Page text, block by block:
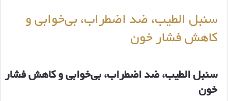
سنبل الطیب، ضد اضطراب، بی‌خوابی و
کاهش فشار خون
سنبل الطیب، ضد اضطراب، بی‌خوابی و کاهش فشار
خون